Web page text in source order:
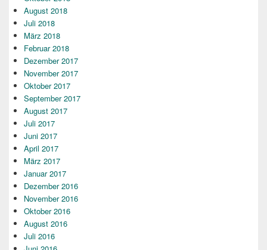
August 2018
Juli 2018
März 2018
Februar 2018
Dezember 2017
November 2017
Oktober 2017
September 2017
August 2017
Juli 2017
Juni 2017
April 2017
März 2017
Januar 2017
Dezember 2016
November 2016
Oktober 2016
August 2016
Juli 2016